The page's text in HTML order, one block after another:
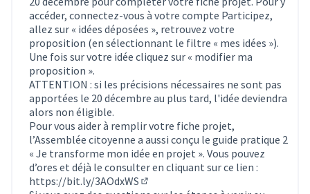
accéder, connectez-vous à votre compte Participez,
allez sur « idées déposées », retrouvez votre
proposition (en sélectionnant le filtre « mes idées »).
Une fois sur votre idée cliquez sur « modifier ma
proposition ».
ATTENTION : si les précisions nécessaires ne sont pas
apportées le 20 décembre au plus tard, l'idée deviendra
alors non éligible.
Pour vous aider à remplir votre fiche projet,
l’Assemblée citoyenne a aussi conçu le guide pratique 2
« Je transforme mon idée en projet ». Vous pouvez
d’ores et déjà le consulter en cliquant sur ce lien :
https://bit.ly/3AOdxWS